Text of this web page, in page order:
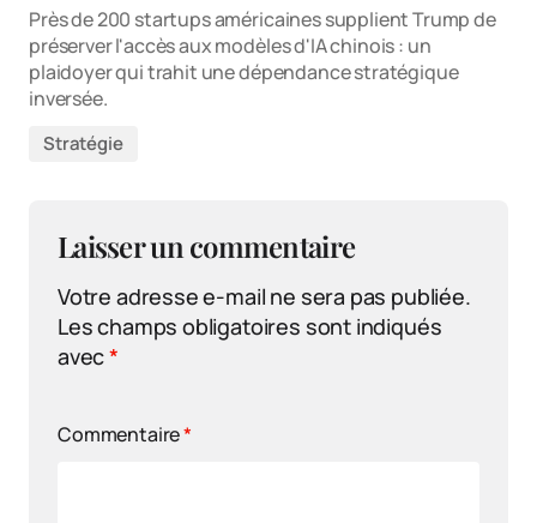
Près de 200 startups américaines supplient Trump de
préserver l'accès aux modèles d'IA chinois : un
plaidoyer qui trahit une dépendance stratégique
inversée.
Stratégie
Laisser un commentaire
Votre adresse e-mail ne sera pas publiée.
Les champs obligatoires sont indiqués
avec*
Commentaire*